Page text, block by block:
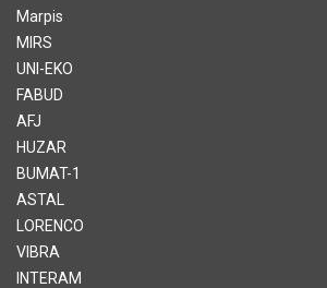
Marpis
MIRS
UNI-EKO
FABUD
AFJ
HUZAR
BUMAT-1
ASTAL
LORENCO
VIBRA
INTERAM